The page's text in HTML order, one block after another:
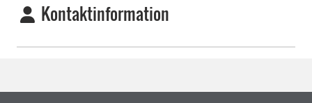
Kontaktinformation